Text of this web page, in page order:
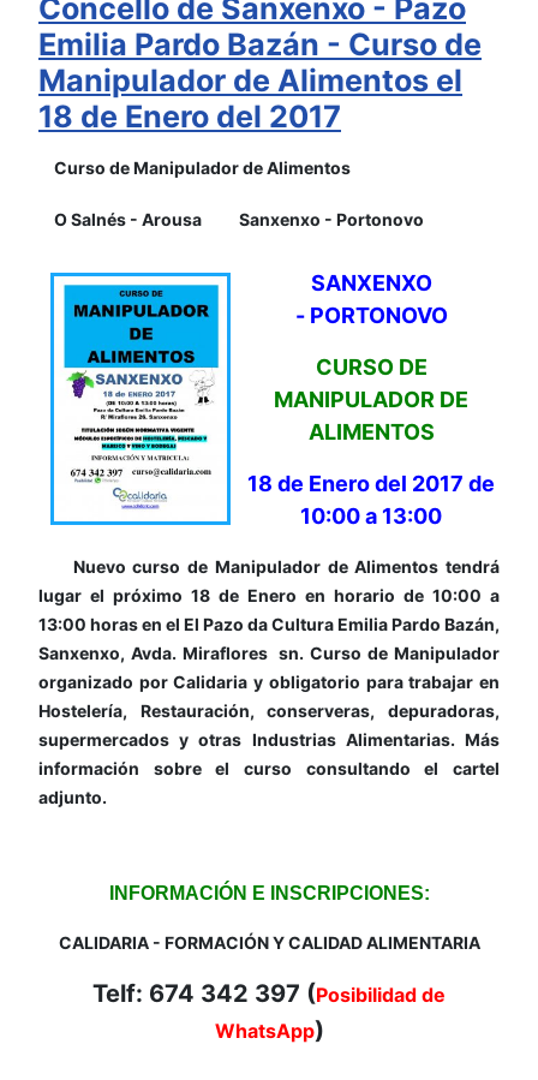
Concello de Sanxenxo - Pazo
Emilia Pardo Bazán - Curso de
Manipulador de Alimentos el
18 de Enero del 2017
Curso de Manipulador de Alimentos
O Salnés - Arousa Sanxenxo - Portonovo
SANXENXO
- PORTONOVO
CURSO DE
MANIPULADOR DE
ALIMENTOS
18 de Enero del 2017 de
10:00 a 13:00
Nuevo curso de Manipulador de Alimentos tendrá
lugar el próximo 18 de Enero en horario de 10:00 a
13:00 horas en el El Pazo da Cultura Emilia Pardo Bazán,
Sanxenxo, Avda. Miraflores sn. Curso de Manipulador
organizado por Calidaria y obligatorio para trabajar en
Hostelería, Restauración, conserveras, depuradoras,
supermercados y otras Industrias Alimentarias. Más
información sobre el curso consultando el cartel
adjunto.
INFORMACIÓN E INSCRIPCIONES:
CALIDARIA - FORMACIÓN Y CALIDAD ALIMENTARIA
Telf: 674 342 397 (Posibilidad de
WhatsApp)